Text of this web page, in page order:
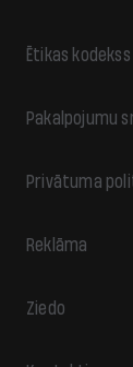
Ētikas kodekss
Pakalpojumu
Privātuma
Reklāma
Ziedo